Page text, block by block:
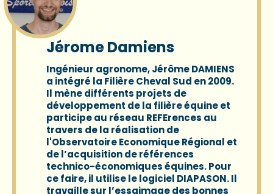
Jérome Damiens
Ingénieur agronome,Jérôme DAMIENS
a intégré la Filière Cheval Sud en 2009.
Il mène différents projets de
développement de la filière équine et
participe au réseau REFErences au
travers de la réalisation de
l'Observatoire Economique Régional et
de l’acquisition de références
technico-économiques équines. Pour
ce faire, il utilise le logiciel DIAPASON. Il
travaille sur l’essaimage des bonnes